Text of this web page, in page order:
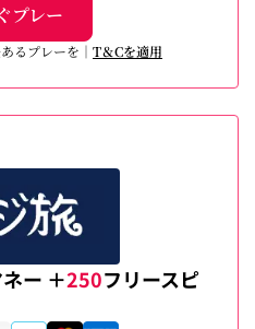
プレー
るプレーを｜ T＆Cを適用
ー ＋250フリースピ